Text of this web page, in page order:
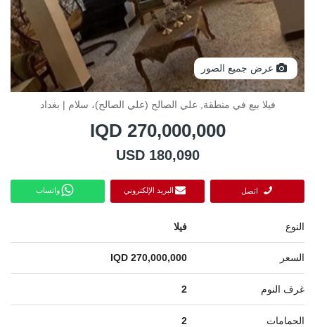
عرض جميع الصور
فيلا بيع في منطقة, علي الصالح (علي الصالح)، سلام | بغداد
IQD 270,000,000
USD 180,090
اتصل البريد الإلكتروني واتساب
النوع فيلا
السعر IQD 270,000,000
غرف النوم 2
الحمامات 2